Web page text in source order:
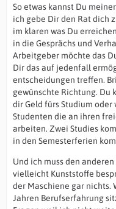
So etwas kannst Du
ich gebe Dir den Rat dich
im klaren was Du
in die Gesprächs und
Arbeitgeber möchte das
Dir das auf jedenfall
entscheidungen treffen.
gewünschte Richtung. Du
dir Geld fürs Studium oder
Studenten die an ihren
arbeiten. Zwei Studies
in den Semesterferien
Und ich muss den
vielleicht Kunststoffe
der Maschiene gar nichts.
Jahren Berufserfahrung